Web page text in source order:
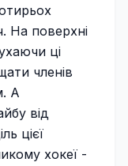
На поверхні
ці
членів
А
від
цієї
хокеї -